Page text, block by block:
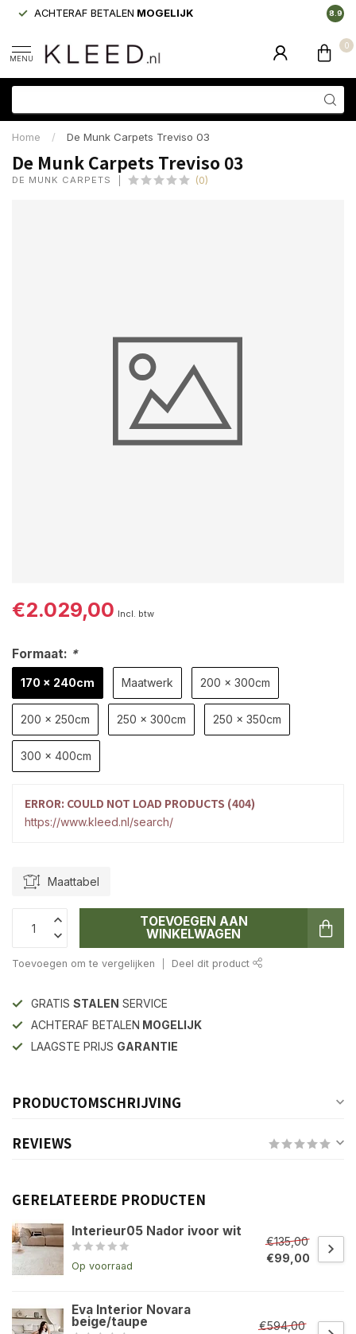
ACHTERAF BETALEN MOGELIJK 8.9
MENU
0
Home / De Munk Carpets Treviso 03
De Munk Carpets Treviso 03
DE MUNK CARPETS (0)
€2.029,00 Incl. btw
Formaat: *
170 x 240cm Maatwerk 200 x 300cm
200 x 250cm 250 x 300cm 250 x 350cm
300 x 400cm
ERROR: COULD NOT LOAD PRODUCTS (404)
https://www.kleed.nl/search/
Maattabel
TOEVOEGEN AAN
WINKELWAGEN
Toevoegen om te vergelijken Deel dit product
GRATIS STALEN SERVICE
ACHTERAF BETALEN MOGELIJK
LAAGSTE PRIJS GARANTIE
PRODUCTOMSCHRIJVING
REVIEWS
GERELATEERDE PRODUCTEN
Interieur05 Nador ivoor wit
Op voorraad
€135,00
€99,00
Eva Interior Novara
beige/taupe
€594,00